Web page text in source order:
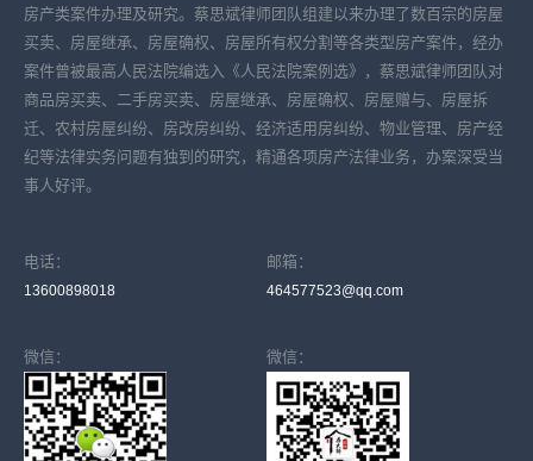
房产类案件办理及研究。蔡思斌律师团队组建以来办理了数百宗的房屋
买卖、房屋继承、房屋确权、房屋所有权分割等各类型房产案件，经办
案件曾被最高人民法院编选入《人民法院案例选》，蔡思斌律师团队对
商品房买卖、二手房买卖、房屋继承、房屋确权、房屋赠与、房屋拆
迁、农村房屋纠纷、房改房纠纷、经济适用房纠纷、物业管理、房产经
纪等法律实务问题有独到的研究，精通各项房产法律业务，办案深受当
事人好评。
电话：
13600898018
邮箱：
464577523@qq.com
微信： 微信：